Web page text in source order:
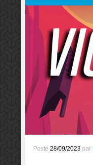
Posté 28/09/2023 par